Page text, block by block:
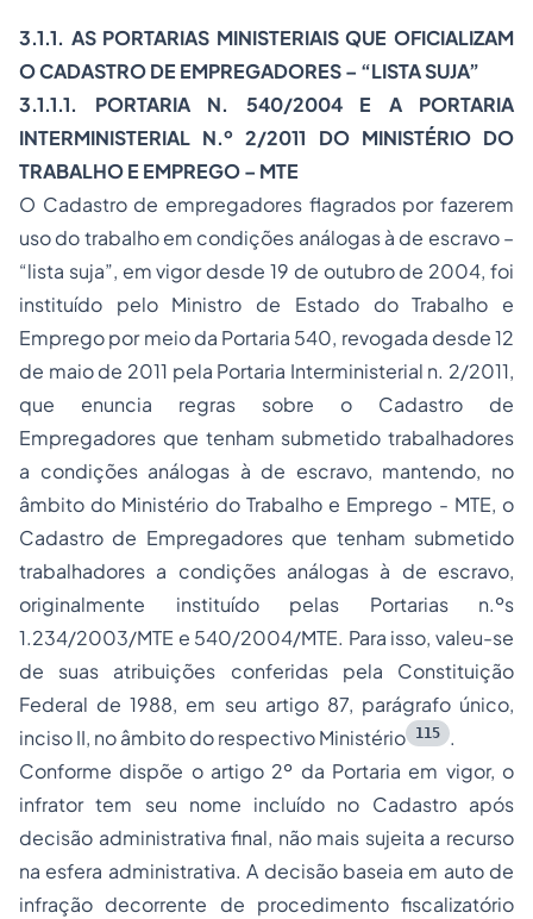
3.1.1. AS PORTARIAS MINISTERIAIS QUE OFICIALIZAM
O CADASTRO DE EMPREGADORES – “LISTA SUJA”
3.1.1.1. PORTARIA N. 540/2004 E A PORTARIA
INTERMINISTERIAL N.º 2/2011 DO MINISTÉRIO DO
TRABALHO E EMPREGO – MTE
O Cadastro de empregadores flagrados por fazerem
uso do trabalho em condições análogas à de escravo –
“lista suja”, em vigor desde 19 de outubro de 2004, foi
instituído pelo Ministro de Estado do Trabalho e
Emprego por meio da Portaria 540, revogada desde 12
de maio de 2011 pela Portaria Interministerial n. 2/2011,
que enuncia regras sobre o Cadastro de
Empregadores que tenham submetido trabalhadores
a condições análogas à de escravo, mantendo, no
âmbito do Ministério do Trabalho e Emprego - MTE, o
Cadastro de Empregadores que tenham submetido
trabalhadores a condições análogas à de escravo,
originalmente instituído pelas Portarias n.ºs
1.234/2003/MTE e 540/2004/MTE. Para isso, valeu-se
de suas atribuições conferidas pela Constituição
Federal de 1988, em seu artigo 87, parágrafo único,
inciso II, no âmbito do respectivo Ministério
115
.
Conforme dispõe o artigo 2º da Portaria em vigor, o
infrator tem seu nome incluído no Cadastro após
decisão administrativa final, não mais sujeita a recurso
na esfera administrativa. A decisão baseia em auto de
infração decorrente de procedimento fiscalizatório